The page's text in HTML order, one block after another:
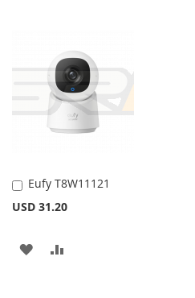
Eufy T8W11121
USD 31.20
Añadir
al
carrito
AÑADIR